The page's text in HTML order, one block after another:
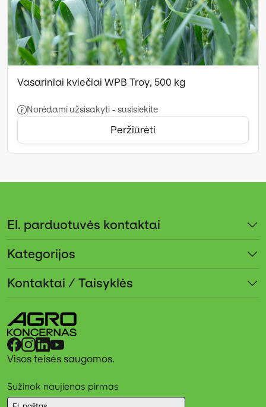
Vasariniai kviečiai WPB Troy, 500 kg
Norėdami užsisakyti - susisiekite
Peržiūrėti
El. parduotuvės kontaktai
Kategorijos
Kontaktai / Taisyklės
Visos teisės saugomos.
Sužinok naujienas pirmas